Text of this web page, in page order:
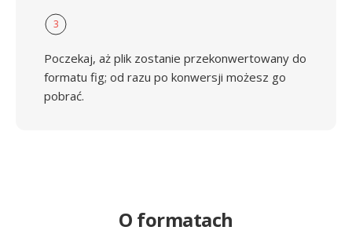
3
Poczekaj, aż plik zostanie przekonwertowany do
formatu fig; od razu po konwersji możesz go
pobrać.
O formatach